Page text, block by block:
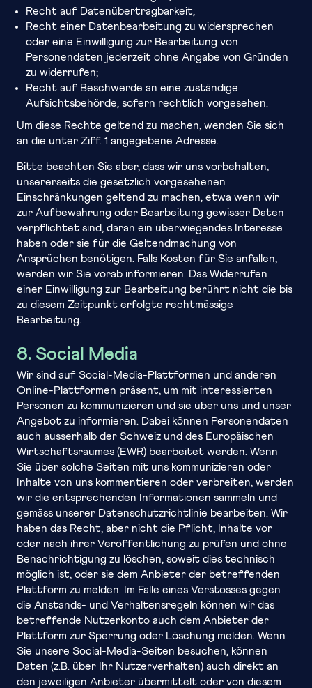
Recht auf Datenübertragbarkeit;
Recht einer Datenbearbeitung zu widersprechen
oder eine Einwilligung zur Bearbeitung von
Personendaten jederzeit ohne Angabe von Gründen
zu widerrufen;
Recht auf Beschwerde an eine zuständige
Aufsichtsbehörde, sofern rechtlich vorgesehen.
Um diese Rechte geltend zu machen, wenden Sie sich
an die unter Ziff. 1 angegebene Adresse.
Bitte beachten Sie aber, dass wir uns vorbehalten,
unsererseits die gesetzlich vorgesehenen
Einschränkungen geltend zu machen, etwa wenn wir
zur Aufbewahrung oder Bearbeitung gewisser Daten
verpflichtet sind, daran ein überwiegendes Interesse
haben oder sie für die Geltendmachung von
Ansprüchen benötigen. Falls Kosten für Sie anfallen,
werden wir Sie vorab informieren. Das Widerrufen
einer Einwilligung zur Bearbeitung berührt nicht die bis
zu diesem Zeitpunkt erfolgte rechtmässige
Bearbeitung.
8. Social Media
Wir sind auf Social-Media-Plattformen und anderen
Online-Plattformen präsent, um mit interessierten
Personen zu kommunizieren und sie über uns und unser
Angebot zu informieren. Dabei können Personendaten
auch ausserhalb der Schweiz und des Europäischen
Wirtschaftsraumes (EWR) bearbeitet werden. Wenn
Sie über solche Seiten mit uns kommunizieren oder
Inhalte von uns kommentieren oder verbreiten, werden
wir die entsprechenden Informationen sammeln und
gemäss unserer Datenschutzrichtlinie bearbeiten. Wir
haben das Recht, aber nicht die Pflicht, Inhalte vor
oder nach ihrer Veröffentlichung zu prüfen und ohne
Benachrichtigung zu löschen, soweit dies technisch
möglich ist, oder sie dem Anbieter der betreffenden
Plattform zu melden. Im Falle eines Verstosses gegen
die Anstands- und Verhaltensregeln können wir das
betreffende Nutzerkonto auch dem Anbieter der
Plattform zur Sperrung oder Löschung melden. Wenn
Sie unsere Social-Media-Seiten besuchen, können
Daten (z.B. über Ihr Nutzerverhalten) auch direkt an
den jeweiligen Anbieter übermittelt oder von diesem